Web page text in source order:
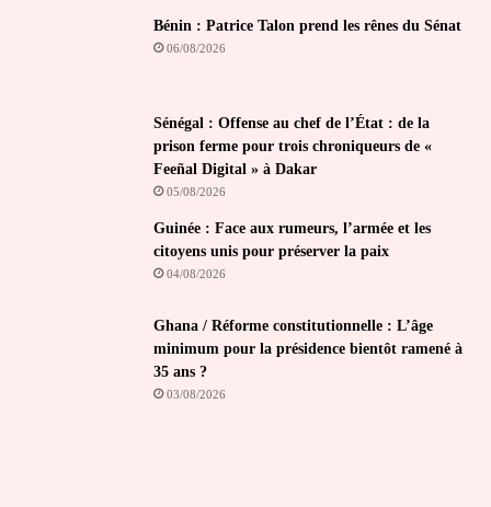
Bénin : Patrice Talon prend les rênes du Sénat
06/08/2026
Sénégal : Offense au chef de l’État : de la
prison ferme pour trois chroniqueurs de «
Feeñal Digital » à Dakar
05/08/2026
Guinée : Face aux rumeurs, l’armée et les
citoyens unis pour préserver la paix
04/08/2026
Ghana / Réforme constitutionnelle : L’âge
minimum pour la présidence bientôt ramené à
35 ans ?
03/08/2026